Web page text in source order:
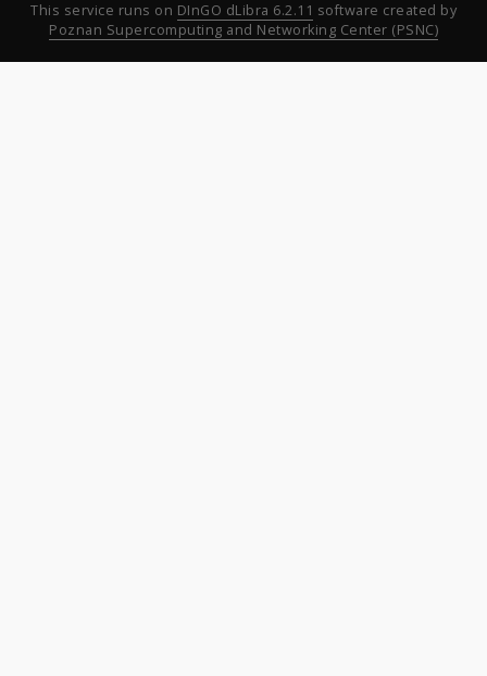
This service runs on DInGO dLibra 6.2.11 software created by
Poznan Supercomputing and Networking Center (PSNC)